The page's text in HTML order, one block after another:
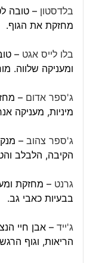
בלדסטון – טובה
מחזקת את הגוף.
בלו לייס אגט –
ומעניקה שלווה.
ג'ספר אדום –
מיניות, מעניקה
ג'ספר צהוב–
הקיבה, הלבלב
גרנט – מחזקת
בבעיות כאבי גב.
ג'ייד– אבן חיי
הריאות, וגוף